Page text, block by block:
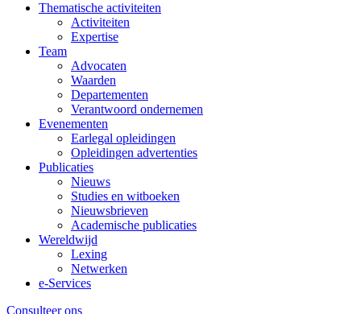
Thematische activiteiten
Activiteiten
Expertise
Team
Advocaten
Waarden
Departementen
Verantwoord ondernemen
Evenementen
Earlegal opleidingen
Opleidingen advertenties
Publicaties
Nieuws
Studies en witboeken
Nieuwsbrieven
Academische publicaties
Wereldwijd
Lexing
Netwerken
e-Services
Consulteer ons